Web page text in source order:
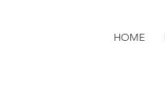
HOME